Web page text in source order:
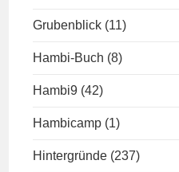
Grubenblick (11)
Hambi-Buch (8)
Hambi9 (42)
Hambicamp (1)
Hintergründe (237)